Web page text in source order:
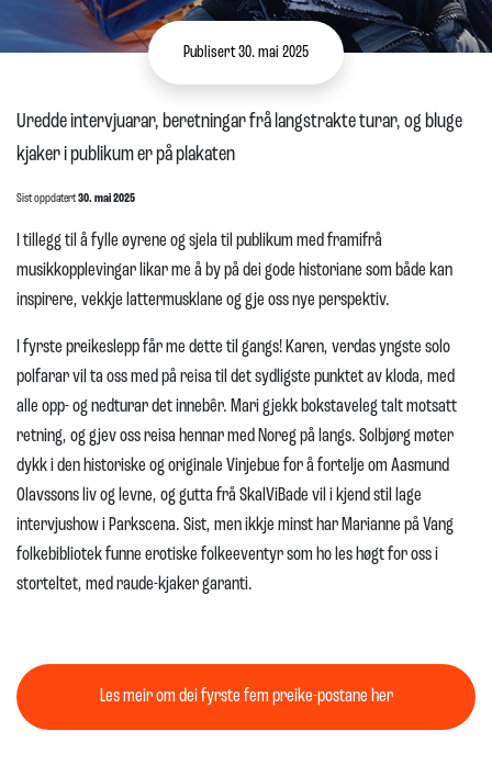
Publisert 30. mai 2025
Uredde intervjuarar, beretningar frå langstrakte turar, og bluge
kjaker i publikum er på plakaten
Sist oppdatert30. mai 2025
I tillegg til å fylle øyrene og sjela til publikum med framifrå
musikkopplevingar likar me å by på dei gode historiane som både kan
inspirere, vekkje lattermusklane og gje oss nye perspektiv.
I fyrste preikeslepp får me dette til gangs! Karen, verdas yngste solo
polfarar vil ta oss med på reisa til det sydligste punktet av kloda, med
alle opp- og nedturar det innebêr. Mari gjekk bokstaveleg talt motsatt
retning, og gjev oss reisa hennar med Noreg på langs. Solbjørg møter
dykk i den historiske og originale Vinjebue for å fortelje om Aasmund
Olavssons liv og levne, og gutta frå SkalViBade vil i kjend stil lage
intervjushow i Parkscena. Sist, men ikkje minst har Marianne på Vang
folkebibliotek funne erotiske folkeeventyr som ho les høgt for oss i
storteltet, med raude-kjaker garanti.
Les meir om dei fyrste fem preike-postane her